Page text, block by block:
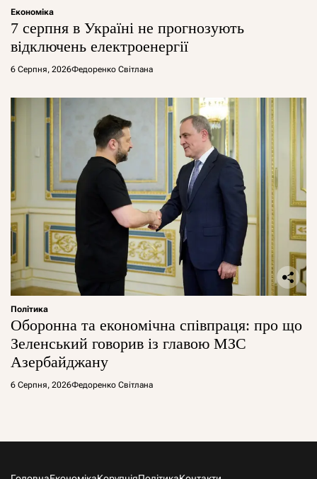
Економіка
7 серпня в Україні не прогнозують
відключень електроенергії
6 Серпня, 2026Федоренко Світлана
Політика
Оборонна та економічна співпраця: про що
Зеленський говорив із главою МЗС
Азербайджану
6 Серпня, 2026Федоренко Світлана